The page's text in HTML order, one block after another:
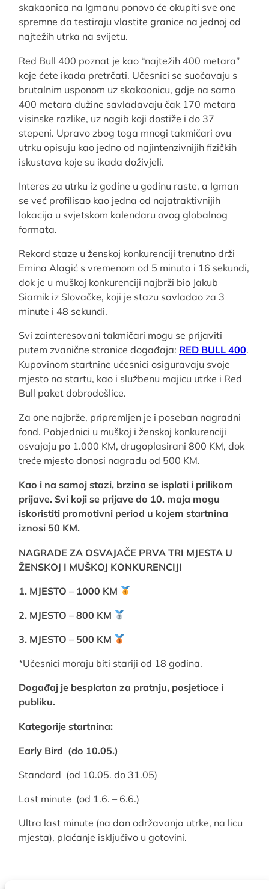
skakaonica na Igmanu ponovo će okupiti sve one
spremne da testiraju vlastite granice na jednoj od
najtežih utrka na svijetu.
Red Bull 400 poznat je kao “najtežih 400 metara”
koje ćete ikada pretrčati. Učesnici se suočavaju s
brutalnim usponom uz skakaonicu, gdje na samo
400 metara dužine savladavaju čak 170 metara
visinske razlike, uz nagib koji dostiže i do 37
stepeni. Upravo zbog toga mnogi takmičari ovu
utrku opisuju kao jedno od najintenzivnijih fizičkih
iskustava koje su ikada doživjeli.
Interes za utrku iz godine u godinu raste, a Igman
se već profilisao kao jedna od najatraktivnijih
lokacija u svjetskom kalendaru ovog globalnog
formata.
Rekord staze u ženskoj konkurenciji trenutno drži
Emina Alagić s vremenom od 5 minuta i 16 sekundi,
dok je u muškoj konkurenciji najbrži bio Jakub
Siarnik iz Slovačke, koji je stazu savladao za 3
minute i 48 sekundi.
Svi zainteresovani takmičari mogu se prijaviti
putem zvanične stranice događaja: RED BULL 400.
Kupovinom startnine učesnici osiguravaju svoje
mjesto na startu, kao i službenu majicu utrke i Red
Bull paket dobrodošlice.
Za one najbrže, pripremljen je i poseban nagradni
fond. Pobjednici u muškoj i ženskoj konkurenciji
osvajaju po 1.000 KM, drugoplasirani 800 KM, dok
treće mjesto donosi nagradu od 500 KM.
Kao i na samoj stazi, brzina se isplati i prilikom
prijave. Svi koji se prijave do 10. maja mogu
iskoristiti promotivni period u kojem startnina
iznosi 50 KM.
NAGRADE ZA OSVAJAČE PRVA TRI MJESTA U
ŽENSKOJ I MUŠKOJ KONKURENCIJI
1. MJESTO – 1000 KM
2. MJESTO – 800 KM
3. MJESTO – 500 KM
*Učesnici moraju biti stariji od 18 godina.
Događaj je besplatan za pratnju, posjetioce i
publiku.
Kategorije startnina:
Early Bird (do 10.05.)
Standard (od 10.05. do 31.05)
Last minute (od 1.6. – 6.6.)
Ultra last minute (na dan održavanja utrke, na licu
mjesta), plaćanje isključivo u gotovini.